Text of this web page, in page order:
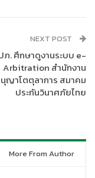
ากการเชื่อมต่อกับ
บริการด้านดิจิทัลของ
ปแบบใหม่แก่ผู้บริโภค
NEXT POST
ภ. ศึกษาดูงานระบบ e-
Arbitration สำนักงาน
ญาโตตุลาการ สมาคม
ประกันวินาศภัยไทย
More From Author